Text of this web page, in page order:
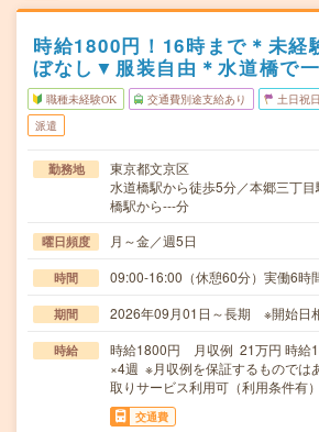
時給1800円！16時まで＊未経
ぼなし▼服装自由＊水道橋で
職種未経験OK 交通費別途支給あり 土日祝
派遣
勤務地
東京都文京区
水道橋駅から徒歩5分／本郷三丁
橋駅から---分
曜日頻度 月～金／週5日
時間 09:00-16:00（休憩60分）実働6時
期間 2026年09月01日～長期 ※開始日
時給
時給1800円 月収例 21万円 時給
×4週 ※月収例を保証するものでは
取りサービス利用可（利用条件有）
交通費